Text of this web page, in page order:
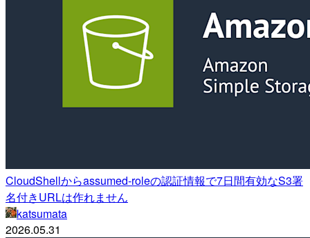
CloudShellからassumed-roleの認証情報で7日間有効なS3署
名付きURLは作れません
katsumata
2026.05.31